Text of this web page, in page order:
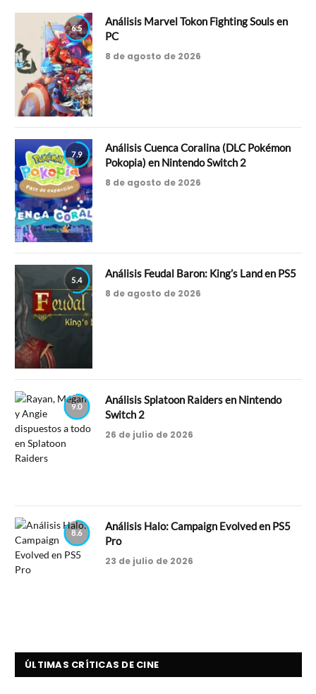
6.5
Análisis Marvel Tokon Fighting Souls en
PC
8 de agosto de 2026
7.9
Análisis Cuenca Coralina (DLC Pokémon
Pokopia) en Nintendo Switch 2
8 de agosto de 2026
5.4
Análisis Feudal Baron: King’s Land en PS5
8 de agosto de 2026
9.0
Análisis Splatoon Raiders en Nintendo
Switch 2
26 de julio de 2026
8.6
Análisis Halo: Campaign Evolved en PS5
Pro
23 de julio de 2026
ÚLTIMAS CRÍTICAS DE CINE